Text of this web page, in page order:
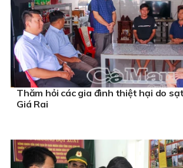
Thăm hỏi các gia đình thiệt hại do
Giá Rai